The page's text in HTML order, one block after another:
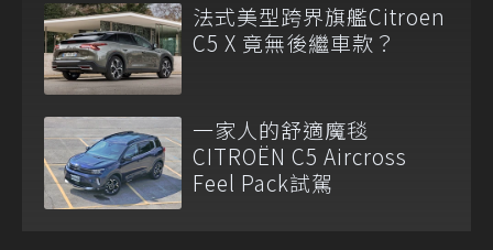
法式美型跨界旗艦Citroen
C5 X 竟無後繼車款？
一家人的舒適魔毯
CITROËN C5 Aircross
Feel Pack試駕